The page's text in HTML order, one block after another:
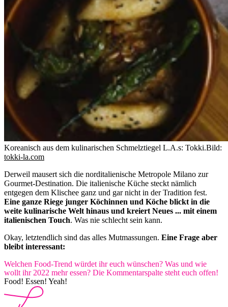
Koreanisch aus dem kulinarischen Schmelztiegel L.A.s: Tokki.Bild:
tokki-la.com
Derweil mausert sich die norditalienische Metropole Milano zur
Gourmet-Destination. Die italienische Küche steckt nämlich
entgegen dem Klischee ganz und gar nicht in der Tradition fest.
Eine ganze Riege junger Köchinnen und Köche blickt in die
weite kulinarische Welt hinaus und kreiert Neues ... mit einem
italienischen Touch. Was nie schlecht sein kann.
Okay, letztendlich sind das alles Mutmassungen. Eine Frage aber
bleibt interessant:
Welchen Food-Trend würdet ihr euch wünschen? Was und wie
wollt ihr 2022 mehr essen? Die Kommentarspalte steht euch offen!
Food! Essen! Yeah!